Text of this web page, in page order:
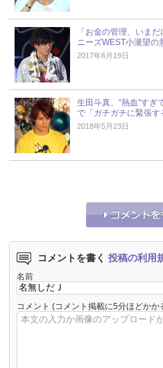
「お金の管理、いま
ニーズWEST小瀧望の
2017年6月19日
生田斗真、“熱血”す
で「ガチガチに緊張す
2018年5月23日
コメントを書く 投稿の利用
名前
コメント (コメント掲載に5分ほどかか